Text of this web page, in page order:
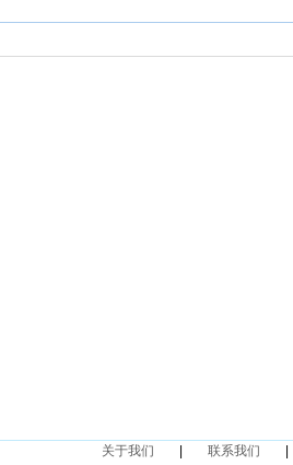
关于我们 联系我们